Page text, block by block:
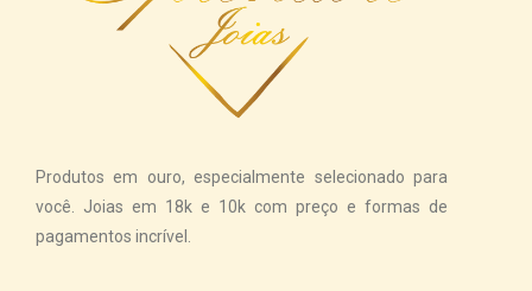
Produtos em ouro, especialmente selecionado para
você. Joias em 18k e 10k com preço e formas de
pagamentos incrível.